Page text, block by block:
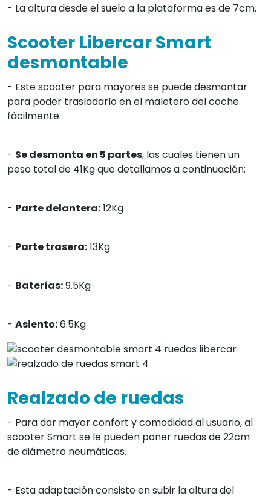
- La altura desde el suelo a la plataforma es de 7cm.
Scooter Libercar Smart
desmontable
- Este scooter para mayores se puede desmontar
para poder trasladarlo en el maletero del coche
fácilmente.
- Se desmonta en 5 partes, las cuales tienen un
peso total de 41Kg que detallamos a continuación:
- Parte delantera:12Kg
- Parte trasera:13Kg
- Baterías:9.5Kg
- Asiento:6.5Kg
Realzado de ruedas
- Para dar mayor confort y comodidad al usuario, al
scooter Smart se le pueden poner ruedas de 22cm
de diámetro neumáticas.
- Esta adaptación consiste en subir la altura del